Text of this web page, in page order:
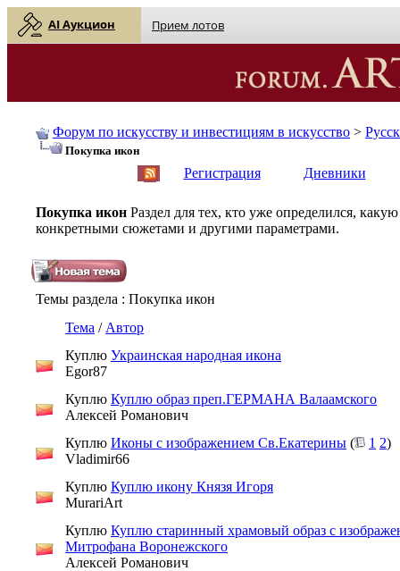
AI Аукцион Прием лотов
Форум по искусству и инвестициям в искусство >
Покупка икон
Регистрация Дневники
Покупка икон Раздел для тех, кто уже определился,
конкретными сюжетами и другими параметрами.
Темы раздела : Покупка икон
Тема / Автор
Куплю Украинская народная икона
Egor87
Куплю Куплю образ преп.ГЕРМАНА Валаамского
Алексей Романович
Куплю Иконы с изображением Св.Екатерины ( 1 2)
Vladimir66
Куплю Куплю икону Князя Игоря
MurariArt
Куплю Куплю старинный храмовый образ с
Митрофана Воронежского
Алексей Романович